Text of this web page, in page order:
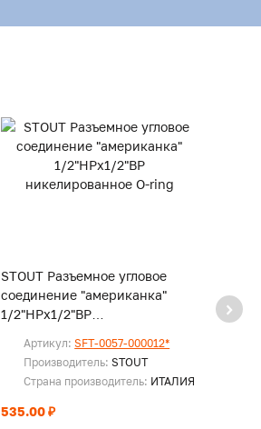
STOUT Разъемное угловое
соединение "американка"
1/2"НРx1/2"ВР
Артикул:SFT-0057-000012*
Производитель:STOUT
Страна производитель: ИТАЛИЯ
535.00 ₽
1/